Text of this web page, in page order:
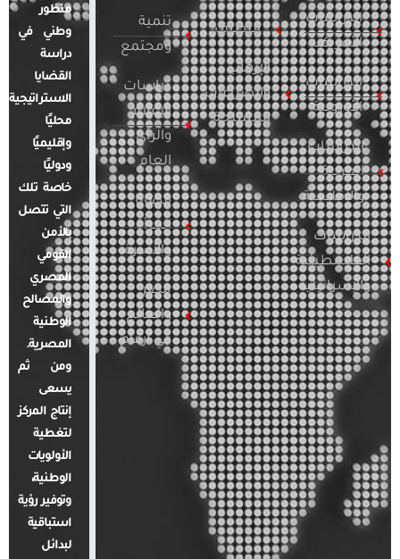
الدراسات
الأمريكية
الدراسات
الأوروبية
الدراسات
العربية
والإقليمية
الدراسات
الفلسطينية
والإسرائيلية
التطرف
الإرهاب
والصراعات
المسلحة
تنمية
ومجتمع
دراسات
الإعلام
والرأي
العام
قضايا
المرأة
والأسرة
مصر
والعالم
في أرقام
منظور
وطني في
دراسة
القضايا
الاستراتيجية
محليًا
وإقليميًا
ودوليًا
خاصة تلك
التي تتصل
بالأمن
القومي
المصري
والمصالح
الوطنية
المصرية.
ومن ثم
يسعى
إنتاج المركز
لتغطية
الأولويات
الوطنية،
وتوفير رؤية
استباقية
لبدائل